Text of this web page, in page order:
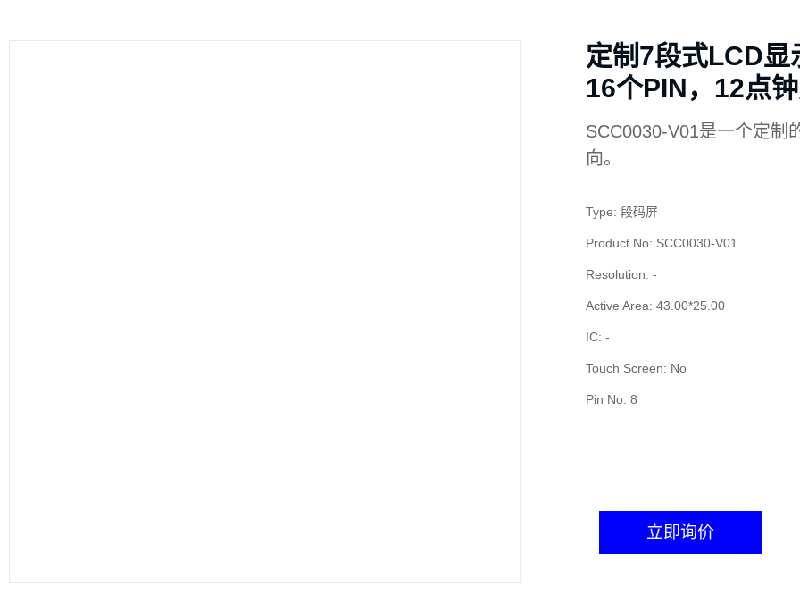
定制7段式LCD
16个PIN，12点
SCC0030-V01是一个定制
向。
Type: 段码屏
Product No: SCC0030-V01
Resolution: -
Active Area: 43.00*25.00
IC: -
Touch Screen: No
Pin No: 8
立即询价